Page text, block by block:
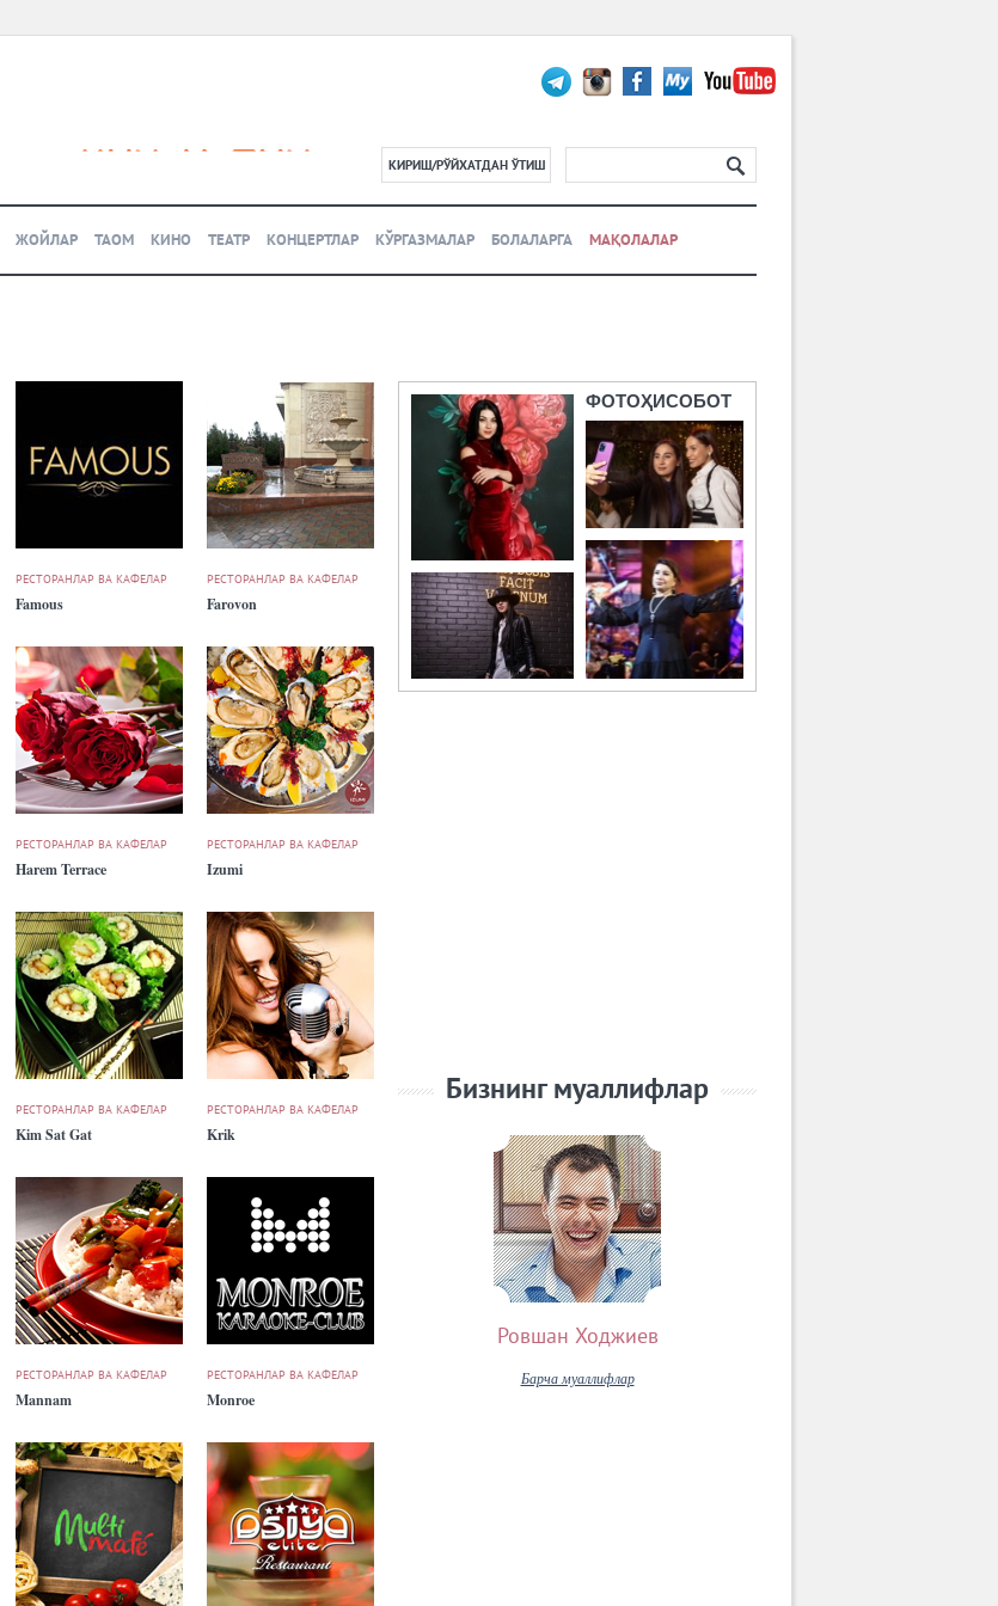
КИРИШ/РЎЙХАТДАН ЎТИШ
ЖОЙЛАР ТАОМ КИНО ТЕАТР КОНЦЕРТЛАР КЎРГАЗМАЛАР БОЛАЛАРГА МАҚОЛАЛАР
РЕСТОРАНЛАР ВА КАФЕЛАР
Famous
РЕСТОРАНЛАР ВА КАФЕЛАР
Farovon
РЕСТОРАНЛАР ВА КАФЕЛАР
Harem Terrace
РЕСТОРАНЛАР ВА КАФЕЛАР
Izumi
РЕСТОРАНЛАР ВА КАФЕЛАР
Kim Sat Gat
РЕСТОРАНЛАР ВА КАФЕЛАР
Krik
РЕСТОРАНЛАР ВА КАФЕЛАР
Mannam
РЕСТОРАНЛАР ВА КАФЕЛАР
Monroe
ФОТОҲИСОБОТ
Бизнинг муаллифлар
Ровшан Ходжиев
Барча муаллифлар